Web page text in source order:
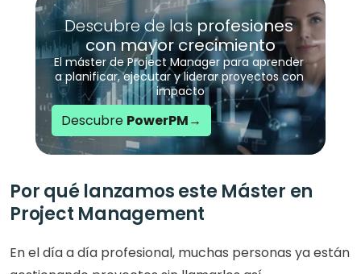
Descubre de las profesiones
con mayor crecimiento
El máster de Project Manager para aprender
a planificar, ejecutar y liderar proyectos con
impacto
Descubre PowerPM→
Por qué lanzamos este Máster en
Project Management
En el día a día profesional, muchas personas ya están